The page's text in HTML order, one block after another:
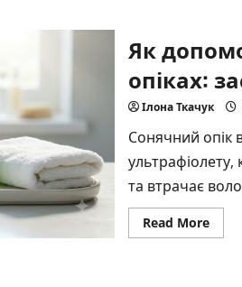
2026:
Як
опіках:
Ілона Ткачук
Сонячний опік
ультрафіолету,
та втрачає
Read MoreRead
more